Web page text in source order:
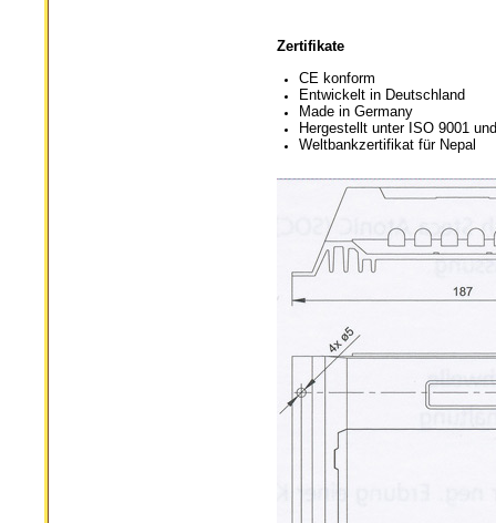
Zertifikate
CE konform
Entwickelt in Deutschland
Made in Germany
Hergestellt unter ISO 9001
Weltbankzertifikat für Nepal